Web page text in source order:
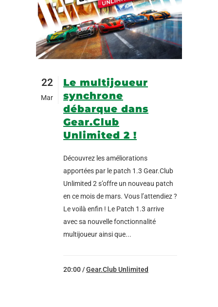
22
Mar
Le multijoueur
synchrone
débarque dans
Gear.Club
Unlimited 2 !
Découvrez les améliorations
apportées par le patch 1.3 Gear.Club
Unlimited 2 s’offre un nouveau patch
en ce mois de mars. Vous l’attendiez ?
Le voilà enfin ! Le Patch 1.3 arrive
avec sa nouvelle fonctionnalité
multijoueur ainsi que...
20:00 /Gear.Club Unlimited